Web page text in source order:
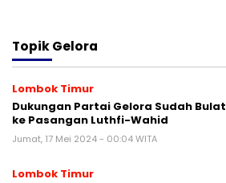
TopikGelora
Lombok Timur
Dukungan Partai Gelora Sudah Bulat
ke Pasangan Luthfi-Wahid
Jumat, 17 Mei 2024 - 00:04 WITA
Lombok Timur